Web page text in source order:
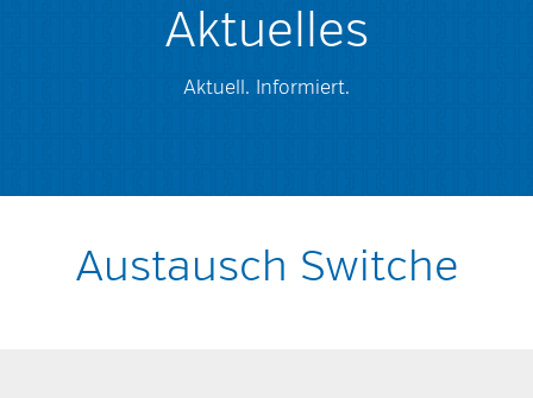
Aktuelles
Aktuell. Informiert.
Austausch Switche